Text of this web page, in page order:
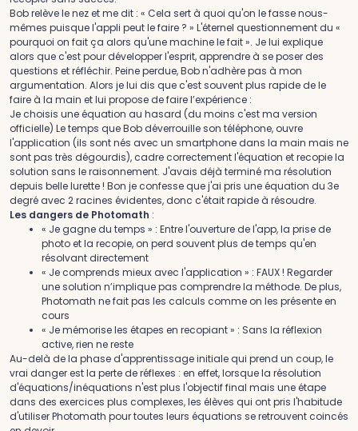
Bob relève le nez et me dit : « Cela sert à quoi qu'on le fasse nous-
mêmes puisque l'appli peut le faire ? » L'éternel questionnement du «
pourquoi on fait ça alors qu'une machine le fait ». Je lui explique
alors que c'est pour développer l'esprit, apprendre à se poser des
questions et réfléchir. Peine perdue, Bob n'adhère pas à mon
argumentation. Alors je lui dis que c'est souvent plus rapide de le
faire à la main et lui propose de faire l’expérience :
Je choisis une équation au hasard (du moins c'est ma version
officielle) Le temps que Bob déverrouille son téléphone, ouvre
l'application (ils sont nés avec un smartphone dans la main mais ne
sont pas très dégourdis), cadre correctement l'équation et recopie la
solution sans le raisonnement. J'avais déjà terminé ma résolution
depuis belle lurette ! Bon je confesse que j'ai pris une équation du 3e
degré avec 2 racines évidentes, donc c'était rapide à résoudre.
Les dangers de Photomath :
« Je gagne du temps » : Entre l'ouverture de l'app, la prise de
photo et la recopie, on perd souvent plus de temps qu'en
résolvant directement
« Je comprends mieux avec l'application » : FAUX ! Regarder
une solution n’implique pas comprendre la méthode. De plus,
Photomath ne fait pas les calculs comme on les présente en
cours
« Je mémorise les étapes en recopiant » : Sans la réflexion
active, rien ne reste
Au-delà de la phase d'apprentissage initiale qui prend un coup, le
vrai danger est la perte de réflexes : en effet, lorsque la résolution
d'équations/inéquations n'est plus l'objectif final mais une étape
dans des exercices plus complexes, les élèves qui ont pris l'habitude
d'utiliser Photomath pour toutes leurs équations se retrouvent coincés